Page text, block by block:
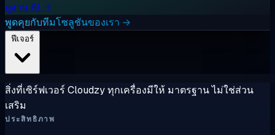
ดูงาน AI →
พูดคุยกับทีมโซลูชันของเรา →
สิ่งที่เซิร์ฟเวอร์ Cloudzy ทุกเครื่องมีให้ มาตรฐาน ไม่ใช่ส่วน
เสริม
ประสิทธิภาพ